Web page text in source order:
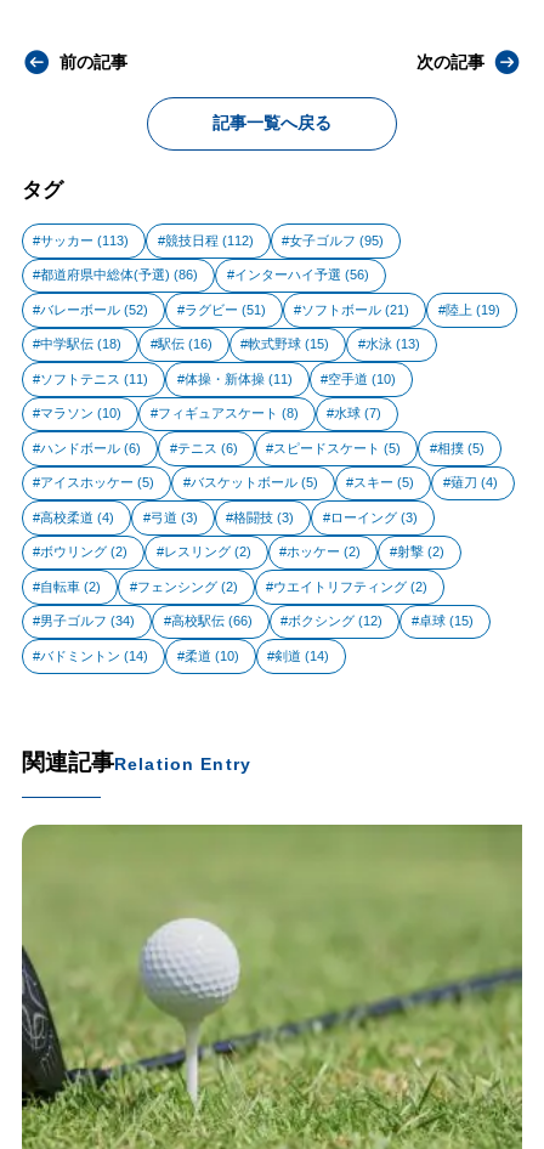
前の記事
記事一覧へ戻る
次の記事
タグ
サッカー (113) 競技日程 (112) 女子ゴルフ (95)
都道府県中総体(予選) (86) インターハイ予選 (56)
バレーボール (52) ラグビー (51) ソフトボール (21) 陸上 (19)
中学駅伝 (18) 駅伝(16) 軟式野球 (15) 水泳 (13)
ソフトテニス (11) 体操・新体操(11) 空手道 (10)
マラソン (10) フィギュアスケート (8) 水球 (7)
ハンドボール (6) テニス (6) スピードスケート (5) 相撲(5)
アイスホッケー (5) バスケットボール(5) スキー (5) 薙刀 (4)
高校柔道 (4) 弓道 (3) 格闘技 (3) ローイング(3)
ボウリング (2) レスリング(2) ホッケー (2) 射撃(2)
自転車 (2) フェンシング(2) ウエイトリフティング (2)
男子ゴルフ (34) 高校駅伝(66) ボクシング (12) 卓球(15)
バドミントン (14) 柔道 (10) 剣道 (14)
関連記事Relation Entry